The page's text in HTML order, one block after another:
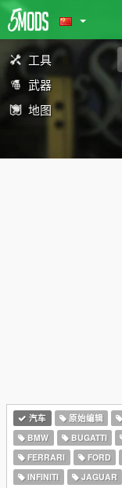
工具
武器
地图
汽车 原始编辑
BMW
BUGATTI
FERRARI
FORD
INFINITI
JAGUAR